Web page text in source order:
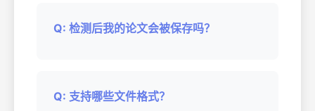
Q: 检测后我的论文会被保存吗？
Q: 支持哪些文件格式？